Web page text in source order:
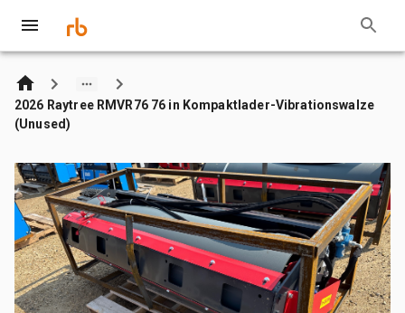
2026 Raytree RMVR76 76 in Kompaktlader-Vibrationswalze
(Unused)